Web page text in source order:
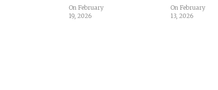
On February
19, 2026
On February
13, 2026